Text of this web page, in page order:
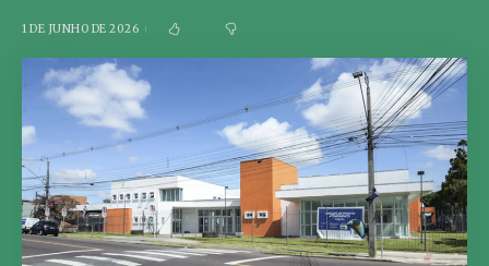
1 DE JUNHO DE 2026